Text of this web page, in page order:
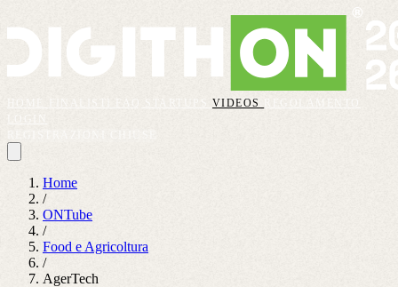
VIDEOS
REGOLAMENTO
Home
/
ONTube
/
Food e Agricoltura
/
AgerTech